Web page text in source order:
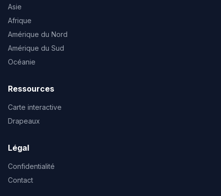
Asie
Afrique
Amérique du Nord
Amérique du Sud
Océanie
Ressources
Carte interactive
Drapeaux
Légal
Confidentialité
Contact